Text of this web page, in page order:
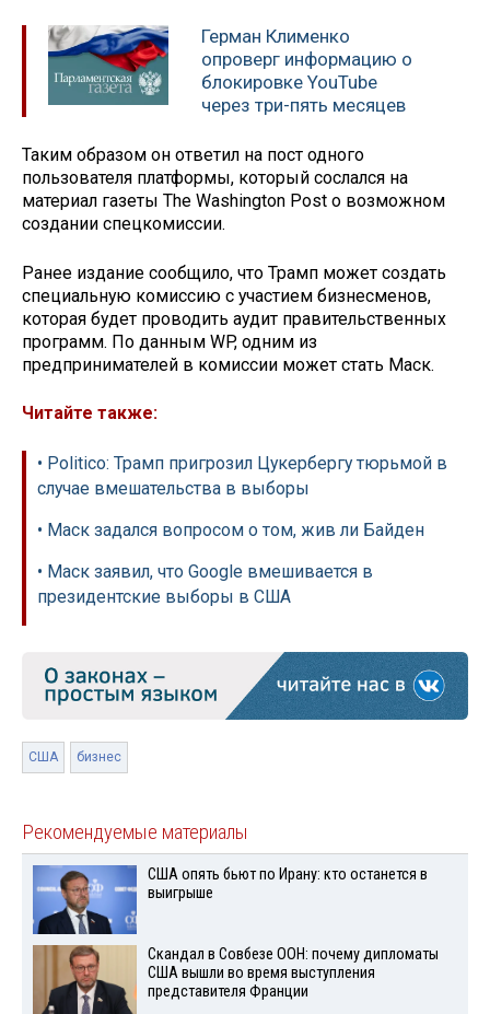
Герман Клименко
опроверг информацию о
блокировке YouTube
через три-пять месяцев
Таким образом он ответил на пост одного
пользователя платформы, который сослался на
материал газеты The Washington Post о возможном
создании спецкомиссии.
Ранее издание сообщило, что Трамп может создать
специальную комиссию с участием бизнесменов,
которая будет проводить аудит правительственных
программ. По данным WP, одним из
предпринимателей в комиссии может стать Маск.
Читайте также:
• Politico: Трамп пригрозил Цукербергу тюрьмой в
случае вмешательства в выборы
• Маск задался вопросом о том, жив ли Байден
• Маск заявил, что Google вмешивается в
президентские выборы в США
США бизнес
Рекомендуемые материалы
США опять бьют по Ирану: кто останется в
выигрыше
Скандал в Совбезе ООН: почему дипломаты
США вышли во время выступления
представителя Франции